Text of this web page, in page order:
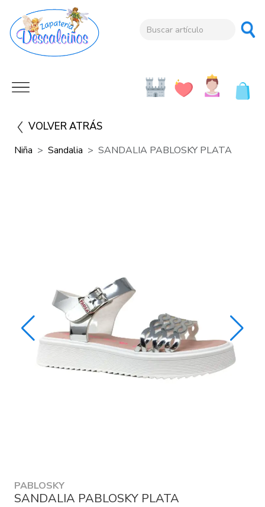
VOLVER ATRÁS
Niña Sandalia SANDALIA PABLOSKY PLATA
PABLOSKY
SANDALIA PABLOSKY PLATA